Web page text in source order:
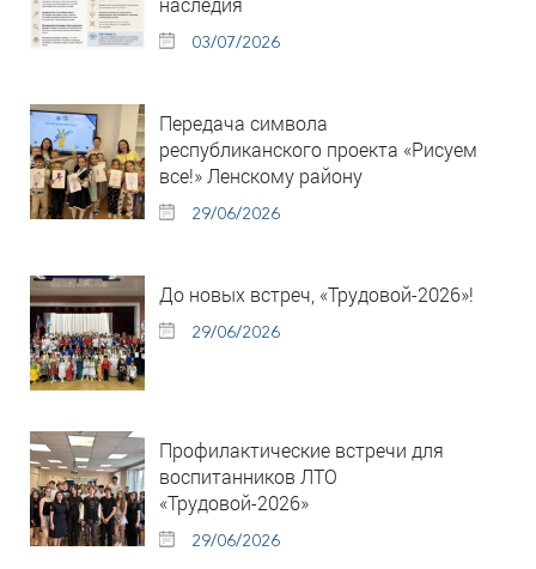
03/07/2026
Передача символа
республиканского проекта «Рисуем
все!» Ленскому району
29/06/2026
До новых встреч, «Трудовой-2026»!
29/06/2026
Профилактические встречи для
воспитанников ЛТО
«Трудовой-2026»
29/06/2026